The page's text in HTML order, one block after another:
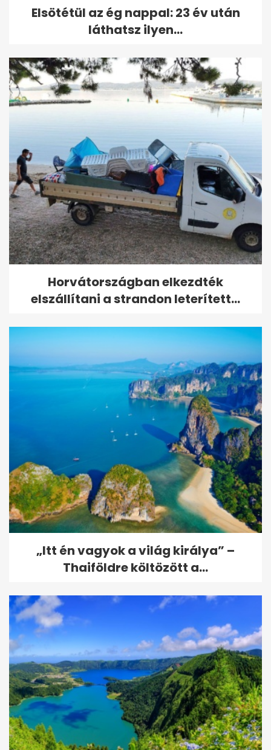
Elsötétül az ég nappal: 23 év után
láthatsz ilyen...
Horvátországban elkezdték
elszállítani a strandon leterített...
„Itt én vagyok a világ királya” –
Thaiföldre költözött a...